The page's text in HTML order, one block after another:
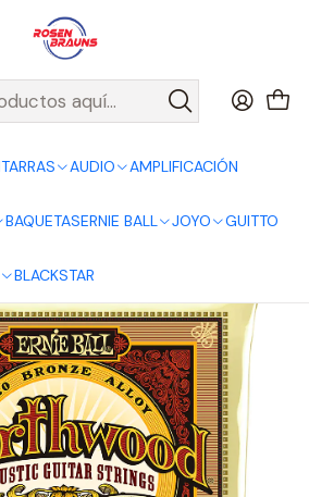
AUDIO AMPLIFICACIÓN
BAQUETASERNIE BALL JOYO GUITTO
BLACKSTAR
en Santiago urbano, Colina o
el despacho!
Ver Detalles
BALL
CUERDAS ERNIE BALL
ERNIE BALL
EARTHWOOD Series
- Pack de 3 P03002